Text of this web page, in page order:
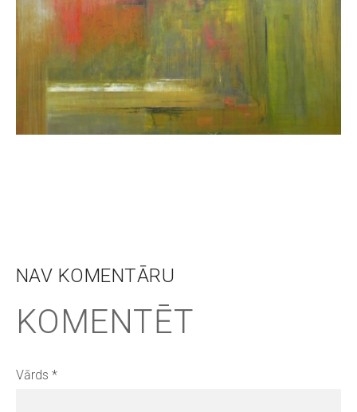
NAV KOMENTĀRU
KOMENTĒT
Vārds *